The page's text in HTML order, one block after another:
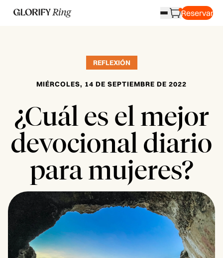
Reservar
REFLEXIÓN
MIÉRCOLES, 14 DE SEPTIEMBRE DE 2022
¿Cuál es el mejor
devocional diario
para mujeres?